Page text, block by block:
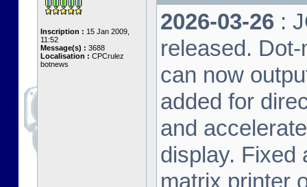
Inscription : 15 Jan 2009,
11:52
Message(s) : 3688
Localisation : CPCrulez
botnews
2026-03-26 :
released.
can now
added for
and
display. Fixed
matrix printer